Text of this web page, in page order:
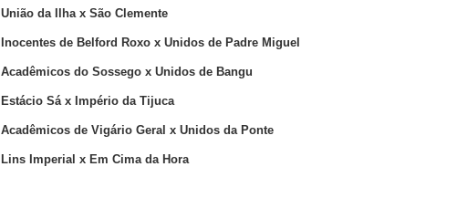
União da Ilha x São Clemente
Inocentes de Belford Roxo x Unidos de Padre Miguel
Acadêmicos do Sossego x Unidos de Bangu
Estácio Sá x Império da Tijuca
Acadêmicos de Vigário Geral x Unidos da Ponte
Lins Imperial x Em Cima da Hora